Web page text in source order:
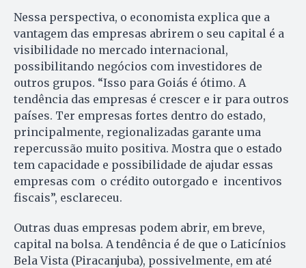
Nessa perspectiva, o economista explica que a
vantagem das empresas abrirem o seu capital é a
visibilidade no mercado internacional,
possibilitando negócios com investidores de
outros grupos. “Isso para Goiás é ótimo. A
tendência das empresas é crescer e ir para outros
países. Ter empresas fortes dentro do estado,
principalmente, regionalizadas garante uma
repercussão muito positiva. Mostra que o estado
tem capacidade e possibilidade de ajudar essas
empresas com o crédito outorgado e incentivos
fiscais”, esclareceu.
Outras duas empresas podem abrir, em breve,
capital na bolsa. A tendência é de que o Laticínios
Bela Vista (Piracanjuba), possivelmente, em até